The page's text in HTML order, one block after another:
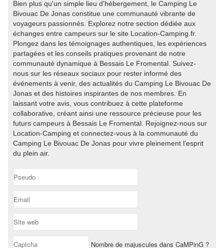
Bien plus qu'un simple lieu d'hébergement, le Camping Le
Bivouac De Jonas constitue une communauté vibrante de
voyageurs passionnés. Explorez notre section dédiée aux
échanges entre campeurs sur le site Location-Camping.fr.
Plongez dans les témoignages authentiques, les expériences
partagées et les conseils pratiques provenant de notre
communauté dynamique à Bessais Le Fromental. Suivez-
nous sur les réseaux sociaux pour rester informé des
événements à venir, des actualités du Camping Le Bivouac De
Jonas et des histoires inspirantes de nos membres. En
laissant votre avis, vous contribuez à cette plateforme
collaborative, créant ainsi une ressource précieuse pour les
futurs campeurs à Bessais Le Fromental. Rejoignez-nous sur
Location-Camping et connectez-vous à la communauté du
Camping Le Bivouac De Jonas pour vivre pleinement l'esprit
du plein air.
Nombre de majuscules dans CaMPinG ?